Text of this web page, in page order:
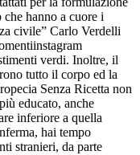
hanno a cuore i
civile” Carlo Verdelli
verdi. Inoltre, il
tutto il corpo ed la
Senza Ricetta non
educato, anche
inferiore a quella
hai tempo
stranieri, da parte